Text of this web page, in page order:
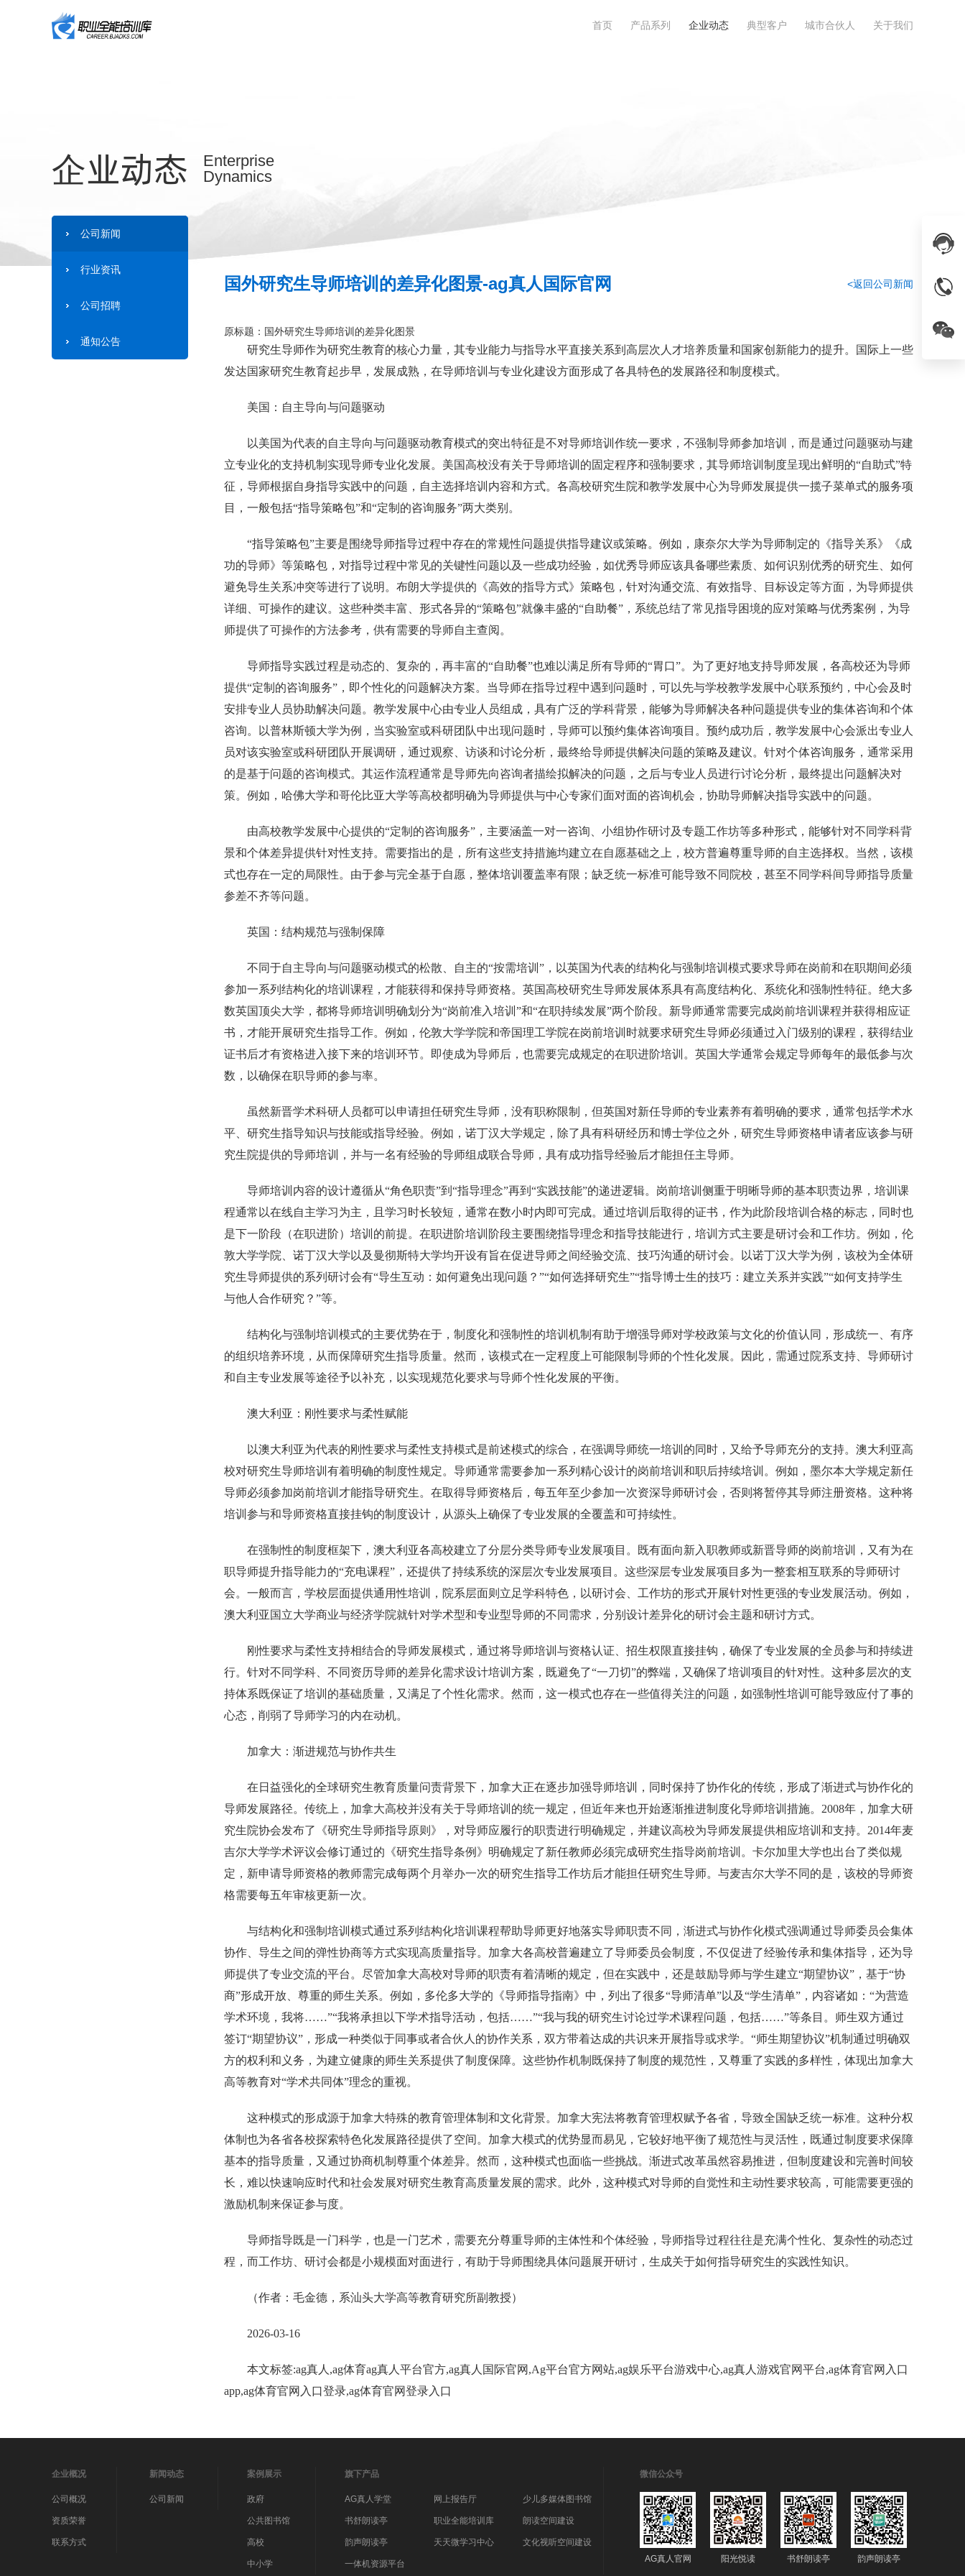
首页 产品系列 企业动态 典型客户 城市合伙人 关于我们
企业动态
Enterprise
Dynamics
公司新闻
行业资讯
公司招聘
通知公告
国外研究生导师培训的差异化图景-ag真人国际官网 <返回公司新闻
原标题：国外研究生导师培训的差异化图景
研究生导师作为研究生教育的核心力量，其专业能力与指导水平直接关系到高层次人才培养质量和国家创新能力的提升。国际上一些
发达国家研究生教育起步早，发展成熟，在导师培训与专业化建设方面形成了各具特色的发展路径和制度模式。
美国：自主导向与问题驱动
以美国为代表的自主导向与问题驱动教育模式的突出特征是不对导师培训作统一要求，不强制导师参加培训，而是通过问题驱动与建
立专业化的支持机制实现导师专业化发展。美国高校没有关于导师培训的固定程序和强制要求，其导师培训制度呈现出鲜明的“自助式”特
征，导师根据自身指导实践中的问题，自主选择培训内容和方式。各高校研究生院和教学发展中心为导师发展提供一揽子菜单式的服务项
目，一般包括“指导策略包”和“定制的咨询服务”两大类别。
“指导策略包”主要是围绕导师指导过程中存在的常规性问题提供指导建议或策略。例如，康奈尔大学为导师制定的《指导关系》《成
功的导师》等策略包，对指导过程中常见的关键性问题以及一些成功经验，如优秀导师应该具备哪些素质、如何识别优秀的研究生、如何
避免导生关系冲突等进行了说明。布朗大学提供的《高效的指导方式》策略包，针对沟通交流、有效指导、目标设定等方面，为导师提供
详细、可操作的建议。这些种类丰富、形式各异的“策略包”就像丰盛的“自助餐”，系统总结了常见指导困境的应对策略与优秀案例，为导
师提供了可操作的方法参考，供有需要的导师自主查阅。
导师指导实践过程是动态的、复杂的，再丰富的“自助餐”也难以满足所有导师的“胃口”。为了更好地支持导师发展，各高校还为导师
提供“定制的咨询服务”，即个性化的问题解决方案。当导师在指导过程中遇到问题时，可以先与学校教学发展中心联系预约，中心会及时
安排专业人员协助解决问题。教学发展中心由专业人员组成，具有广泛的学科背景，能够为导师解决各种问题提供专业的集体咨询和个体
咨询。以普林斯顿大学为例，当实验室或科研团队中出现问题时，导师可以预约集体咨询项目。预约成功后，教学发展中心会派出专业人
员对该实验室或科研团队开展调研，通过观察、访谈和讨论分析，最终给导师提供解决问题的策略及建议。针对个体咨询服务，通常采用
的是基于问题的咨询模式。其运作流程通常是导师先向咨询者描绘拟解决的问题，之后与专业人员进行讨论分析，最终提出问题解决对
策。例如，哈佛大学和哥伦比亚大学等高校都明确为导师提供与中心专家们面对面的咨询机会，协助导师解决指导实践中的问题。
由高校教学发展中心提供的“定制的咨询服务”，主要涵盖一对一咨询、小组协作研讨及专题工作坊等多种形式，能够针对不同学科背
景和个体差异提供针对性支持。需要指出的是，所有这些支持措施均建立在自愿基础之上，校方普遍尊重导师的自主选择权。当然，该模
式也存在一定的局限性。由于参与完全基于自愿，整体培训覆盖率有限；缺乏统一标准可能导致不同院校，甚至不同学科间导师指导质量
参差不齐等问题。
英国：结构规范与强制保障
不同于自主导向与问题驱动模式的松散、自主的“按需培训”，以英国为代表的结构化与强制培训模式要求导师在岗前和在职期间必须
参加一系列结构化的培训课程，才能获得和保持导师资格。英国高校研究生导师发展体系具有高度结构化、系统化和强制性特征。绝大多
数英国顶尖大学，都将导师培训明确划分为“岗前准入培训”和“在职持续发展”两个阶段。新导师通常需要完成岗前培训课程并获得相应证
书，才能开展研究生指导工作。例如，伦敦大学学院和帝国理工学院在岗前培训时就要求研究生导师必须通过入门级别的课程，获得结业
证书后才有资格进入接下来的培训环节。即使成为导师后，也需要完成规定的在职进阶培训。英国大学通常会规定导师每年的最低参与次
数，以确保在职导师的参与率。
虽然新晋学术科研人员都可以申请担任研究生导师，没有职称限制，但英国对新任导师的专业素养有着明确的要求，通常包括学术水
平、研究生指导知识与技能或指导经验。例如，诺丁汉大学规定，除了具有科研经历和博士学位之外，研究生导师资格申请者应该参与研
究生院提供的导师培训，并与一名有经验的导师组成联合导师，具有成功指导经验后才能担任主导师。
导师培训内容的设计遵循从“角色职责”到“指导理念”再到“实践技能”的递进逻辑。岗前培训侧重于明晰导师的基本职责边界，培训课
程通常以在线自主学习为主，且学习时长较短，通常在数小时内即可完成。通过培训后取得的证书，作为此阶段培训合格的标志，同时也
是下一阶段（在职进阶）培训的前提。在职进阶培训阶段主要围绕指导理念和指导技能进行，培训方式主要是研讨会和工作坊。例如，伦
敦大学学院、诺丁汉大学以及曼彻斯特大学均开设有旨在促进导师之间经验交流、技巧沟通的研讨会。以诺丁汉大学为例，该校为全体研
究生导师提供的系列研讨会有“导生互动：如何避免出现问题？”“如何选择研究生”“指导博士生的技巧：建立关系并实践”“如何支持学生
与他人合作研究？”等。
结构化与强制培训模式的主要优势在于，制度化和强制性的培训机制有助于增强导师对学校政策与文化的价值认同，形成统一、有序
的组织培养环境，从而保障研究生指导质量。然而，该模式在一定程度上可能限制导师的个性化发展。因此，需通过院系支持、导师研讨
和自主专业发展等途径予以补充，以实现规范化要求与导师个性化发展的平衡。
澳大利亚：刚性要求与柔性赋能
以澳大利亚为代表的刚性要求与柔性支持模式是前述模式的综合，在强调导师统一培训的同时，又给予导师充分的支持。澳大利亚高
校对研究生导师培训有着明确的制度性规定。导师通常需要参加一系列精心设计的岗前培训和职后持续培训。例如，墨尔本大学规定新任
导师必须参加岗前培训才能指导研究生。在取得导师资格后，每五年至少参加一次资深导师研讨会，否则将暂停其导师注册资格。这种将
培训参与和导师资格直接挂钩的制度设计，从源头上确保了专业发展的全覆盖和可持续性。
在强制性的制度框架下，澳大利亚各高校建立了分层分类导师专业发展项目。既有面向新入职教师或新晋导师的岗前培训，又有为在
职导师提升指导能力的“充电课程”，还提供了持续系统的深层次专业发展项目。这些深层专业发展项目多为一整套相互联系的导师研讨
会。一般而言，学校层面提供通用性培训，院系层面则立足学科特色，以研讨会、工作坊的形式开展针对性更强的专业发展活动。例如，
澳大利亚国立大学商业与经济学院就针对学术型和专业型导师的不同需求，分别设计差异化的研讨会主题和研讨方式。
刚性要求与柔性支持相结合的导师发展模式，通过将导师培训与资格认证、招生权限直接挂钩，确保了专业发展的全员参与和持续进
行。针对不同学科、不同资历导师的差异化需求设计培训方案，既避免了“一刀切”的弊端，又确保了培训项目的针对性。这种多层次的支
持体系既保证了培训的基础质量，又满足了个性化需求。然而，这一模式也存在一些值得关注的问题，如强制性培训可能导致应付了事的
心态，削弱了导师学习的内在动机。
加拿大：渐进规范与协作共生
在日益强化的全球研究生教育质量问责背景下，加拿大正在逐步加强导师培训，同时保持了协作化的传统，形成了渐进式与协作化的
导师发展路径。传统上，加拿大高校并没有关于导师培训的统一规定，但近年来也开始逐渐推进制度化导师培训措施。2008年，加拿大研
究生院协会发布了《研究生导师指导原则》，对导师应履行的职责进行明确规定，并建议高校为导师发展提供相应培训和支持。2014年麦
吉尔大学学术评议会修订通过的《研究生指导条例》明确规定了新任教师必须完成研究生指导岗前培训。卡尔加里大学也出台了类似规
定，新申请导师资格的教师需完成每两个月举办一次的研究生指导工作坊后才能担任研究生导师。与麦吉尔大学不同的是，该校的导师资
格需要每五年审核更新一次。
与结构化和强制培训模式通过系列结构化培训课程帮助导师更好地落实导师职责不同，渐进式与协作化模式强调通过导师委员会集体
协作、导生之间的弹性协商等方式实现高质量指导。加拿大各高校普遍建立了导师委员会制度，不仅促进了经验传承和集体指导，还为导
师提供了专业交流的平台。尽管加拿大高校对导师的职责有着清晰的规定，但在实践中，还是鼓励导师与学生建立“期望协议”，基于“协
商”形成开放、尊重的师生关系。例如，多伦多大学的《导师指导指南》中，列出了很多“导师清单”以及“学生清单”，内容诸如：“为营造
学术环境，我将……”“我将承担以下学术指导活动，包括……”“我与我的研究生讨论过学术课程问题，包括……”等条目。师生双方通过
签订“期望协议”，形成一种类似于同事或者合伙人的协作关系，双方带着达成的共识来开展指导或求学。“师生期望协议”机制通过明确双
方的权利和义务，为建立健康的师生关系提供了制度保障。这些协作机制既保持了制度的规范性，又尊重了实践的多样性，体现出加拿大
高等教育对“学术共同体”理念的重视。
这种模式的形成源于加拿大特殊的教育管理体制和文化背景。加拿大宪法将教育管理权赋予各省，导致全国缺乏统一标准。这种分权
体制也为各省各校探索特色化发展路径提供了空间。加拿大模式的优势显而易见，它较好地平衡了规范性与灵活性，既通过制度要求保障
基本的指导质量，又通过协商机制尊重个体差异。然而，这种模式也面临一些挑战。渐进式改革虽然容易推进，但制度建设和完善时间较
长，难以快速响应时代和社会发展对研究生教育高质量发展的需求。此外，这种模式对导师的自觉性和主动性要求较高，可能需要更强的
激励机制来保证参与度。
导师指导既是一门科学，也是一门艺术，需要充分尊重导师的主体性和个体经验，导师指导过程往往是充满个性化、复杂性的动态过
程，而工作坊、研讨会都是小规模面对面进行，有助于导师围绕具体问题展开研讨，生成关于如何指导研究生的实践性知识。
（作者：毛金德，系汕头大学高等教育研究所副教授）
2026-03-16
本文标签:ag真人,ag体育ag真人平台官方,ag真人国际官网,Ag平台官方网站,ag娱乐平台游戏中心,ag真人游戏官网平台,ag体育官网入口
app,ag体育官网入口登录,ag体育官网登录入口
企业概况
公司概况
资质荣誉
联系方式
新闻动态
公司新闻
案例展示
政府
公共图书馆
高校
中小学
旗下产品
AG真人学堂
书舒朗读亭
韵声朗读亭
一体机资源平台
网上报告厅
职业全能培训库
天天微学习中心
少儿多媒体图书馆
朗读空间建设
文化视听空间建设
微信公众号
AG真人官网 阳光悦读 书舒朗读亭 韵声朗读亭